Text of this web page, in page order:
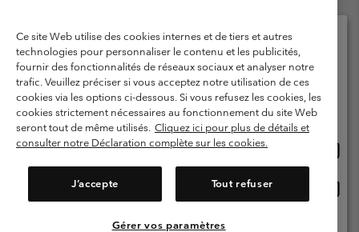
Garanties Légales
Politique de confidentialité
Conditions d'utilisation - Membres
Conditions D'utilisation - Contenu généré par l'utilisateur
Impressum
Cookies
Public CBCR
Ce site Web utilise des cookies internes et de tiers et autres
technologies pour personnaliser le contenu et les publicités,
fournir des fonctionnalités de réseaux sociaux et analyser notre
trafic. Veuillez préciser si vous acceptez notre utilisation de ces
cookies via les options ci-dessous. Si vous refusez les cookies, les
cookies strictement nécessaires au fonctionnement du site Web
seront tout de même utilisés. Cliquez ici pour plus de détails et
consulter notre Déclaration complète sur les cookies.
J’accepte Tout refuser
Gérer vos paramètres
Veuillez sélectionner votre pays d’expédition et
votre langue
Achats en ligne disponibles
United States
ligne
France